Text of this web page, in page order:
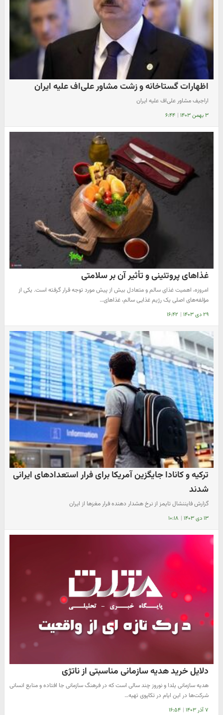
اظهارات گستاخانه و زشت مشاور علی‌اف علیه ایران
اراجیف مشاور علی‌اف علیه ایران
۳ بهمن ۱۴۰۳ | ۶:۴۴
غذاهای پروتئینی و تأثیر آن بر سلامتی
امروزه، اهمیت غذای سالم و متعادل بیش از پیش مورد توجه قرار گرفته است. یکی از
مؤلفه‌های اصلی یک رژیم غذایی سالم، غذاهای…
۲۹ دی ۱۴۰۳ | ۱۶:۴۲
ترکیه و کانادا جایگزین آمریکا برای فرار استعدادهای ایرانی
شدند
گزارش فایننشال تایمز از نرخ هشدار دهنده فرار مغز‌ها از ایران
۱۳ دی ۱۴۰۳ | ۱۰:۱۸
دلایل خرید هدیه سازمانی مناسبتی از ناتژی
هدیه سازمانی یلدا و نوروز چند سالی است که در فرهنگ سازمانی جا افتاده و منابع انسانی
شرکت‌ها در این ایام در تکاپوی تهیه…
۷ آذر ۱۴۰۳ | ۱۶:۵۴